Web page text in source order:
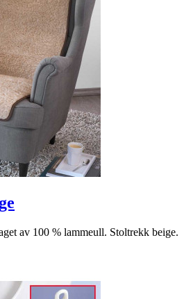
av 100 % lammeull. Stoltrekk beige.